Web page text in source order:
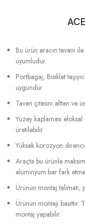
Bu ürün aracın tavanı
uyumludur.
Portbagaj, Bisiklet
uygundur.
Tavan çıtasını alttan ve
Yüzey kaplaması
üretilebilir.
Yüksek korozyon
Araçta bu ürünle
alüminyum bar fark
Ürünün montaj talimatı,
Ürünün montajı basittir.
montaj yapabilir.